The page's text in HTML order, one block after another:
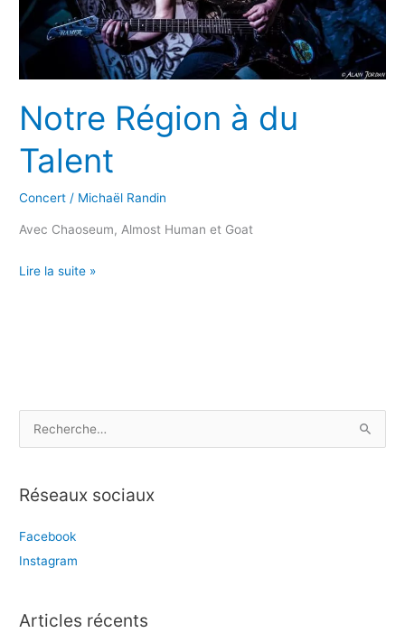
Notre Région à du
Talent
Concert / Michaël Randin
Avec Chaoseum, Almost Human et Goat
Notre
Lire la suite »
e
h
r
c
e
Réseaux sociaux
Facebook
Instagram
Articles récents